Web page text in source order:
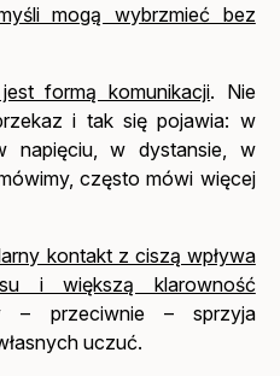
mogą wybrzmieć bez
formą komunikacji. Nie
i tak się pojawia: w
napięciu, w dystansie, w
często mówi więcej
kontakt z ciszą wpływa
i większą klarowność
– przeciwnie – sprzyja
uczuć.